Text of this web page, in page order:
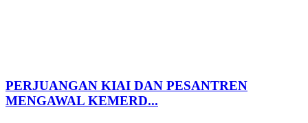
PERJUANGAN KIAI DAN PESANTREN
MENGAWAL KEMERD...